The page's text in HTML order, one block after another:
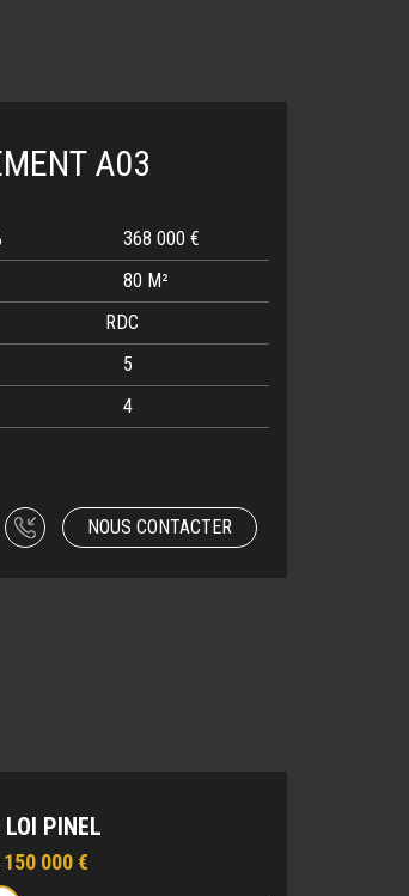
A03
368 000 €
80 M²
RDC
5
4
NOUS CONTACTER
LOI PINEL
150 000 €